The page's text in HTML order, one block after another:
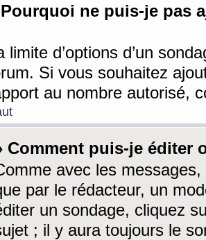
ne puis-je pas
limite d’options d’un
Si vous souhaitez
au nombre autorisé,
Comment puis-je éditer
avec les
par le rédacteur, un
un sondage, cliquez
; il y aura toujours le